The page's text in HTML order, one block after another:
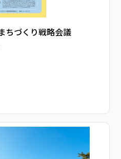
ちづくり戦略会議